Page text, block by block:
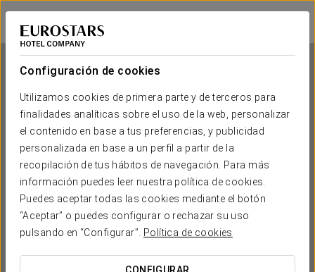
Configuración de cookies
Utilizamos cookies de primera parte y de terceros para
finalidades analíticas sobre el uso de la web, personalizar
el contenido en base a tus preferencias, y publicidad
personalizada en base a un perfil a partir de la
recopilación de tus hábitos de navegación. Para más
información puedes leer nuestra política de cookies.
Puedes aceptar todas las cookies mediante el botón
“Aceptar” o puedes configurar o rechazar su uso
pulsando en “Configurar”.
Política de cookies
Eurostars Indautxu
BILBAO
Eurostars Indautxu
BILBAO